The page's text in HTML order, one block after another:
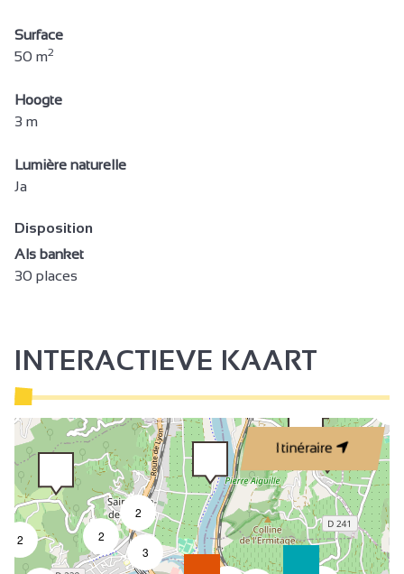
Surface
50 m2
Hoogte
3 m
Lumière naturelle
Ja
Disposition
Als banket
30 places
INTERACTIEVE KAART
Itinéraire
2
2
2
3